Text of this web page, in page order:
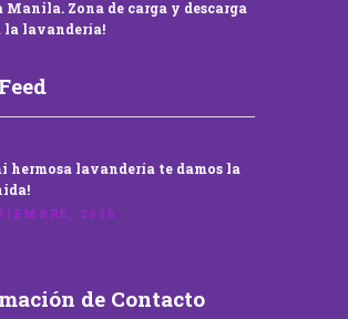
Manila. Zona de carga y descarga
la lavandería!
hermosa lavandería te damos la
2016
de Contacto